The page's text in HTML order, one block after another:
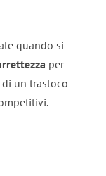
quando si
per
un trasloco